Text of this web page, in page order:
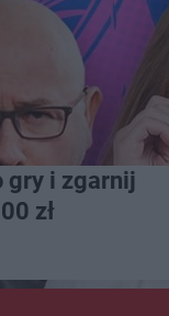
gry i zgarnij
zł